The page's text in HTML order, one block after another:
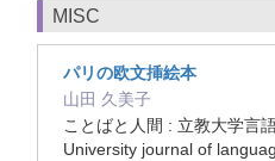
MISC
パリの欧文挿絵本
山田 久美子
ことばと人間 : 立教大学言
University journal of